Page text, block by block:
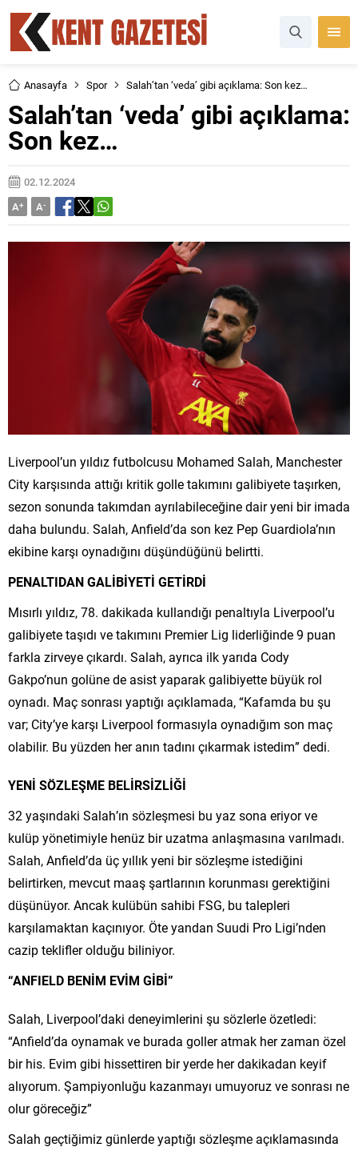
Anasayfa Spor Salah’tan ‘veda’ gibi açıklama: Son kez…
Salah’tan ‘veda’ gibi açıklama:
Son kez…
02.12.2024
A+ A-
Liverpool’un yıldız futbolcusu Mohamed Salah, Manchester
City karşısında attığı kritik golle takımını galibiyete taşırken,
sezon sonunda takımdan ayrılabileceğine dair yeni bir imada
daha bulundu. Salah, Anfield’da son kez Pep Guardiola’nın
ekibine karşı oynadığını düşündüğünü belirtti.
PENALTIDAN GALİBİYETİ GETİRDİ
Mısırlı yıldız, 78. dakikada kullandığı penaltıyla Liverpool’u
galibiyete taşıdı ve takımını Premier Lig liderliğinde 9 puan
farkla zirveye çıkardı. Salah, ayrıca ilk yarıda Cody
Gakpo’nun golüne de asist yaparak galibiyette büyük rol
oynadı. Maç sonrası yaptığı açıklamada, “Kafamda bu şu
var; City’ye karşı Liverpool formasıyla oynadığım son maç
olabilir. Bu yüzden her anın tadını çıkarmak istedim” dedi.
YENİ SÖZLEŞME BELİRSİZLİĞİ
32 yaşındaki Salah’ın sözleşmesi bu yaz sona eriyor ve
kulüp yönetimiyle henüz bir uzatma anlaşmasına varılmadı.
Salah, Anfield’da üç yıllık yeni bir sözleşme istediğini
belirtirken, mevcut maaş şartlarının korunması gerektiğini
düşünüyor. Ancak kulübün sahibi FSG, bu talepleri
karşılamaktan kaçınıyor. Öte yandan Suudi Pro Ligi’nden
cazip teklifler olduğu biliniyor.
“ANFIELD BENİM EVİM GİBİ”
Salah, Liverpool’daki deneyimlerini şu sözlerle özetledi:
“Anfield’da oynamak ve burada goller atmak her zaman özel
bir his. Evim gibi hissettiren bir yerde her dakikadan keyif
alıyorum. Şampiyonluğu kazanmayı umuyoruz ve sonrası ne
olur göreceğiz”
Salah geçtiğimiz günlerde yaptığı sözleşme açıklamasında